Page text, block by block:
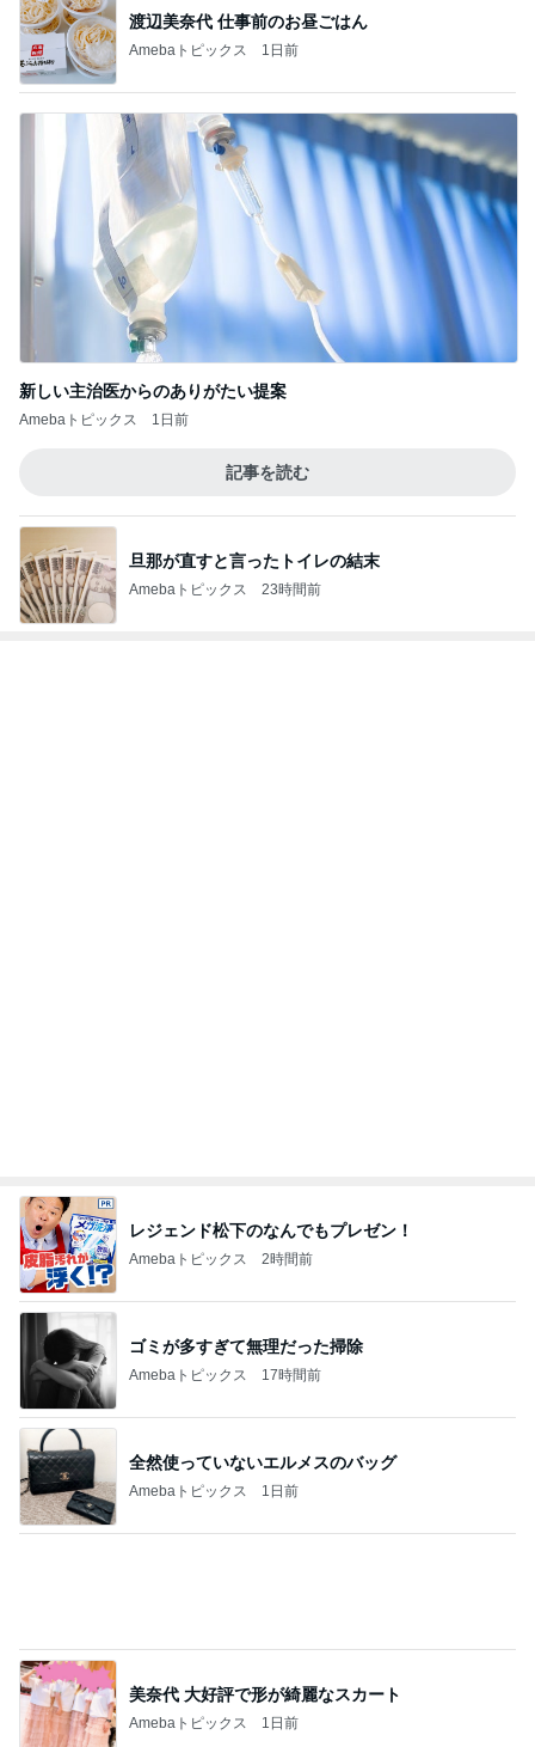
渡辺美奈代 仕事前のお昼ごはん
Amebaトピックス 1日前
新しい主治医からのありがたい提案
Amebaトピックス 1日前
記事を読む
旦那が直すと言ったトイレの結末
Amebaトピックス 23時間前
100元払って入るべき鉄道博物館
Amebaトピックス
記事を読む